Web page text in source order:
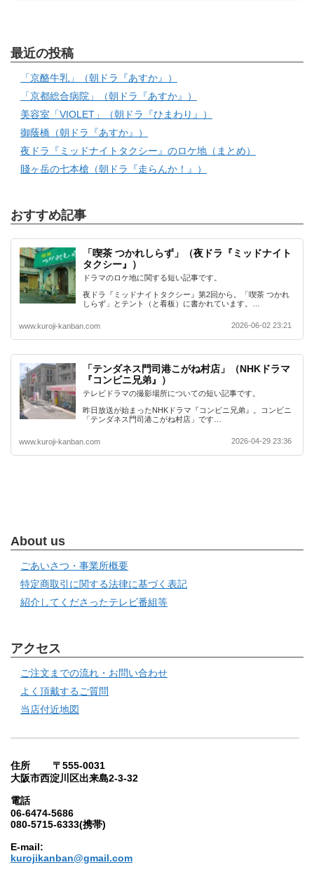
最近の投稿
「京酪牛乳」（朝ドラ『あすか』）
「京都総合病院」（朝ドラ『あすか』）
美容室「VIOLET」（朝ドラ『ひまわり』）
御蔭橋（朝ドラ『あすか』）
夜ドラ『ミッドナイトタクシー』のロケ地（まとめ）
賤ヶ岳の七本槍（朝ドラ『走らんか！』）
おすすめ記事
「喫茶 つかれしらず」（夜ドラ『ミッドナイト
タクシー』）
ドラマのロケ地に関する短い記事です。
夜ドラ『ミッドナイトタクシー』第2回から。「喫茶 つかれ
しらず」とテント（と看板）に書かれています。…
www.kuroji-kanban.com 2026-06-02 23:21
「テンダネス門司港こがね村店」（NHKドラマ
『コンビニ兄弟』）
テレビドラマの撮影場所についての短い記事です。
昨日放送が始まったNHKドラマ『コンビニ兄弟』。コンビニ
「テンダネス門司港こがね村店」です…
www.kuroji-kanban.com 2026-04-29 23:36
About us
ごあいさつ・事業所概要
特定商取引に関する法律に基づく表記
紹介してくださったテレビ番組等
アクセス
ご注文までの流れ・お問い合わせ
よく頂戴するご質問
当店付近地図
住所 〒555-0031
大阪市西淀川区出来島2-3-32
電話
06-6474-5686
080-5715-6333(携帯)
E-mail:
kurojikanban@gmail.com